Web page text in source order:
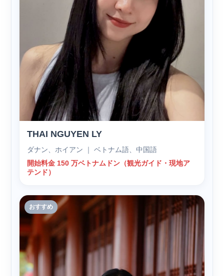
THAI NGUYEN LY
ダナン、ホイアン ｜ ベトナム語、中国語
開始料金 150 万ベトナムドン（観光ガイド・現地ア
テンド）
おすすめ